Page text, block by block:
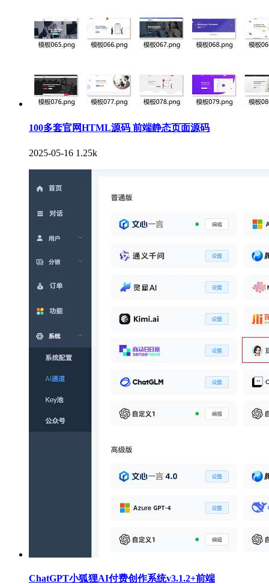
100多套官网HTML源码 前端静态页面源码
2025-05-16 1.25k
ChatGPT小狐狸AI付费创作系统v3.1.2+前端